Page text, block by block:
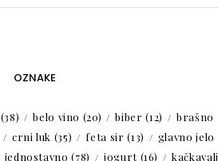
OZNAKE
(38) belo vino (20) biber (12)
brašno
crni luk (35) feta sir (13)
glavno jelo
jednostavno (78) jogurt(16) kačkavalj